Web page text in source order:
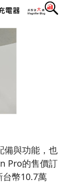
備與功能，也
Pro的售價訂
幣10.7萬